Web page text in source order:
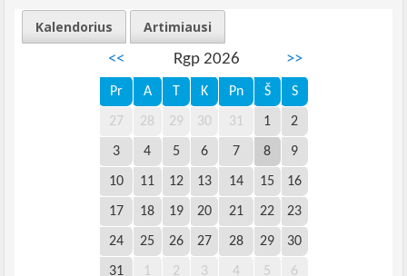
Kalendorius
Artimiausi
<<
Rgp 2026 >>
Pr A T K Pn Š S
27 28 29 30 31 1 2
3 4 5 6 7 8 9
10 11 12 13 14 15 16
17 18 19 20 21 22 23
24 25 26 27 28 29 30
31 1 2 3 4 5 6